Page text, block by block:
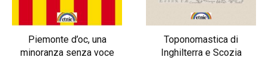
Piemonte d’oc, una
minoranza senza voce
Toponomastica di
Inghilterra e Scozia